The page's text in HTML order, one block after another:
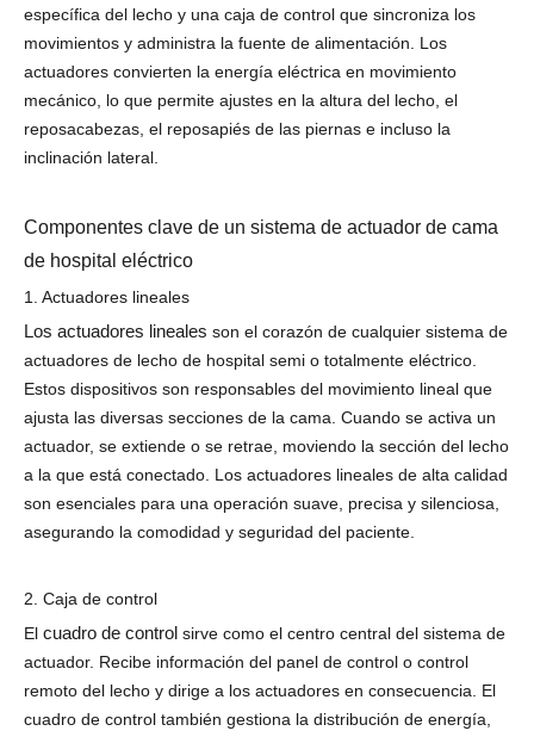
específica del lecho y una caja de control que sincroniza los
movimientos y administra la fuente de alimentación. Los
actuadores convierten la energía eléctrica en movimiento
mecánico, lo que permite ajustes en la altura del lecho, el
reposacabezas, el reposapiés de las piernas e incluso la
inclinación lateral.
Componentes clave de un sistema de actuador de cama
de hospital eléctrico
1. Actuadores lineales
Los actuadores lineales son el corazón de cualquier sistema de
actuadores de lecho de hospital semi o totalmente eléctrico.
Estos dispositivos son responsables del movimiento lineal que
ajusta las diversas secciones de la cama. Cuando se activa un
actuador, se extiende o se retrae, moviendo la sección del lecho
a la que está conectado. Los actuadores lineales de alta calidad
son esenciales para una operación suave, precisa y silenciosa,
asegurando la comodidad y seguridad del paciente.
2. Caja de control
El cuadro de control sirve como el centro central del sistema de
actuador. Recibe información del panel de control o control
remoto del lecho y dirige a los actuadores en consecuencia. El
cuadro de control también gestiona la distribución de energía,